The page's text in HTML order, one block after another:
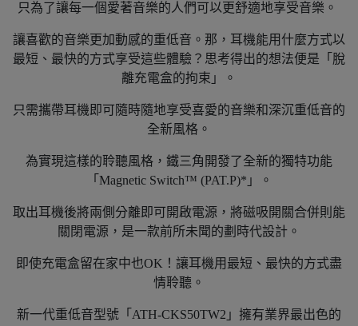
只為了讓每一個愛著音樂的人們可以更舒適地享受音樂。
讓喜歡的音樂更加動感的重低音。那，耳機能用什麼方式以
最短、最快的方式享受這些體驗？思考得出的想法便是「脫
離充電盒的拘束」。
只需攜帶耳機即可隨時隨地享受喜愛的音樂和深沉重低音的
全新風格。
為實現這樣的聆聽風格，鐵三角開發了全新的獨特功能
「Magnetic Switch™️ (PAT.P)*」。
取出耳機後將兩側分離即可開啟電源，將磁吸開關合併則能
關閉電源，是一款前所未聞的劃時代設計。
即使充電盒留在家中也OK！讓耳機用最短、最快的方式盡
情聆聽。
新一代重低音型號「ATH-CKS50TW2」擁有業界最出色的